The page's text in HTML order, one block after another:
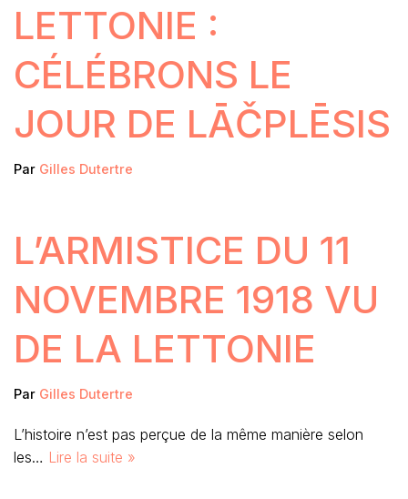
LETTONIE :
CÉLÉBRONS LE
JOUR DE LĀČPLĒSIS
Par Gilles Dutertre
L’ARMISTICE DU 11
NOVEMBRE 1918 VU
DE LA LETTONIE
Par Gilles Dutertre
L’histoire n’est pas perçue de la même manière selon
les… Lire la suite »